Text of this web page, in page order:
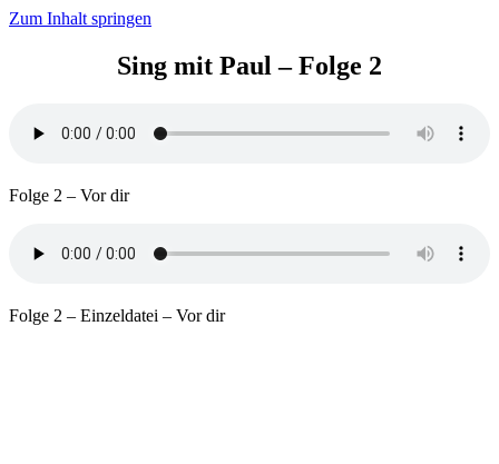
Zum Inhalt springen
Sing mit Paul – Folge 2
Folge 2 – Vor dir
Folge 2 – Einzeldatei – Vor dir